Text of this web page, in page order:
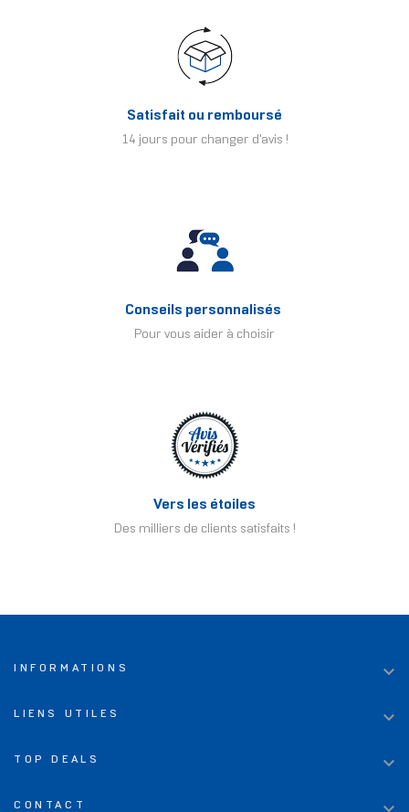
Satisfait ou remboursé
14 jours pour changer d'avis !
Conseils personnalisés
Pour vous aider à choisir
Vers les étoiles
Des milliers de clients satisfaits !
INFORMATIONS 
LIENS UTILES 
TOP DEALS 
CONTACT